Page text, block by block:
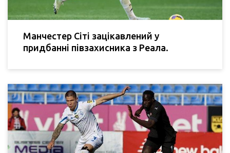
Манчестер Сіті зацікавлений у
придбанні півзахисника з Реала.